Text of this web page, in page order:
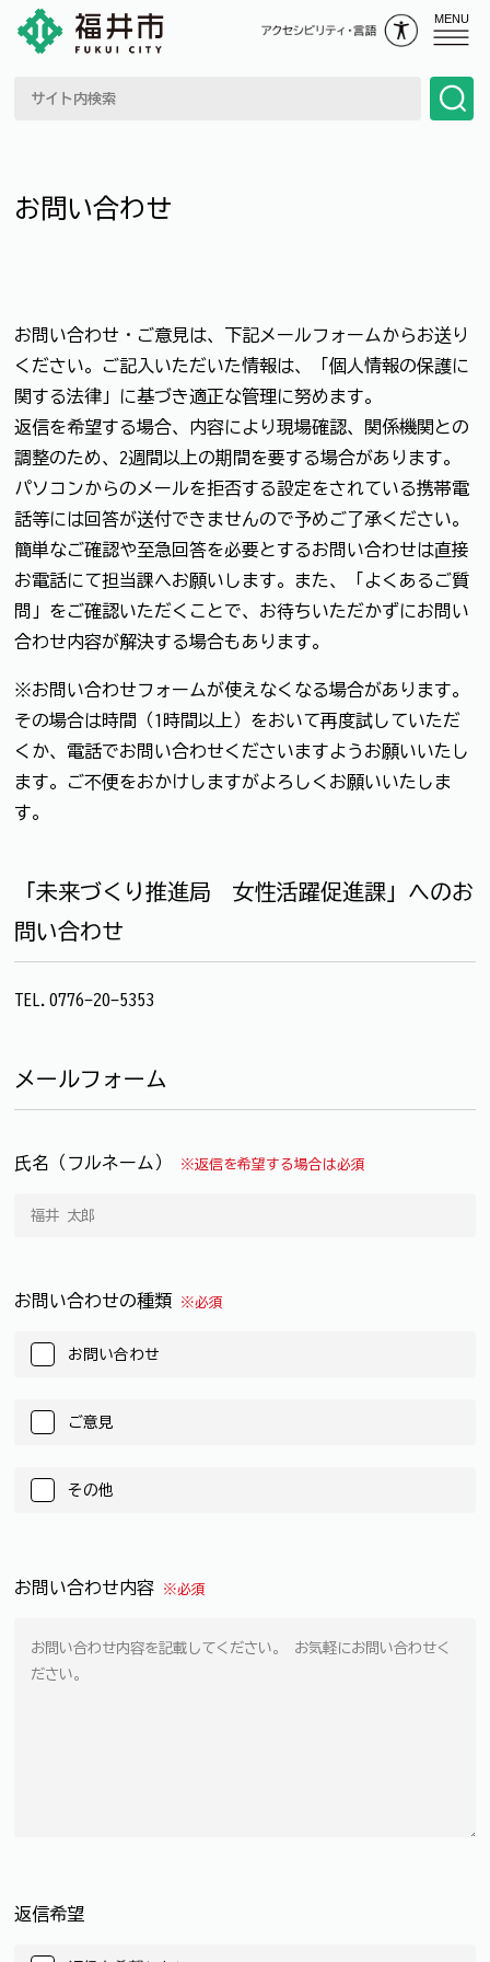
MENU
お問い合わせ
お問い合わせ・ご意見は、下記メールフォームからお送り
ください。ご記入いただいた情報は、「個人情報の保護に
関する法律」に基づき適正な管理に努めます。
返信を希望する場合、内容により現場確認、関係機関との
調整のため、2週間以上の期間を要する場合があります。
パソコンからのメールを拒否する設定をされている携帯電
話等には回答が送付できませんので予めご了承ください。
簡単なご確認や至急回答を必要とするお問い合わせは直接
お電話にて担当課へお願いします。また、「よくあるご質
問」をご確認いただくことで、お待ちいただかずにお問い
合わせ内容が解決する場合もあります。
※お問い合わせフォームが使えなくなる場合があります。
その場合は時間（1時間以上）をおいて再度試していただ
くか、電話でお問い合わせくださいますようお願いいたし
ます。ご不便をおかけしますがよろしくお願いいたしま
す。
「未来づくり推進局 女性活躍促進課」へのお
問い合わせ
TEL.0776-20-5353
メールフォーム
氏名（フルネーム） ※返信を希望する場合は必須
お問い合わせの種類 ※必須
お問い合わせ
ご意見
その他
お問い合わせ内容 ※必須
返信希望